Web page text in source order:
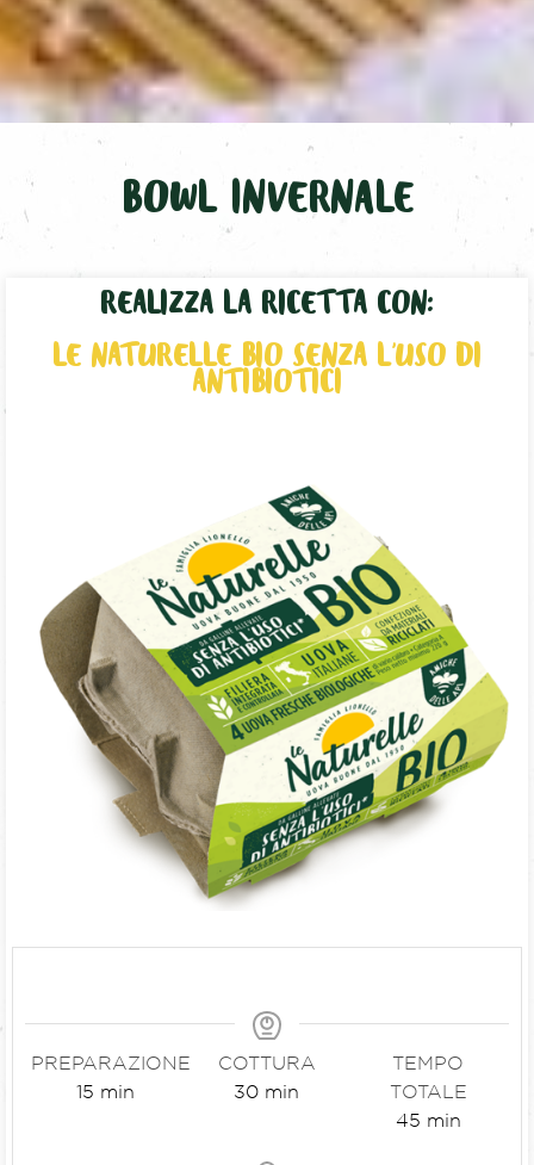
BOWL INVERNALE
REALIZZA LA RICETTA CON:
LE NATURELLE BIO SENZA L’USO DI
ANTIBIOTICI
PREPARAZIONE
15 min
COTTURA
30 min
TEMPO
TOTALE
45 min